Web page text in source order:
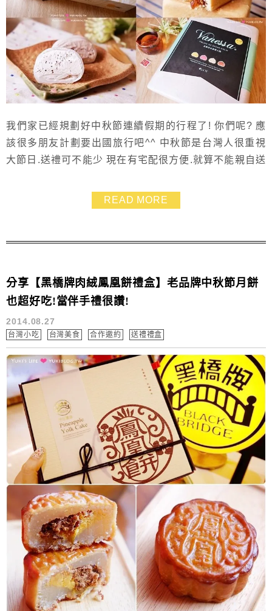
我們家已經規劃好中秋節連續假期的行程了! 你們呢? 應
該很多朋友計劃要出國旅行吧^^ 中秋節是台灣人很重視
大節日.送禮可不能少 現在有宅配很方便.就算不能親自送
次收到「Donutes多那之」送給我的中秋月餅禮盒 才知
道他們家也有在賣中秋節禮盒喲!! 吃到的瓦妮莎義式手工
虎這樣的天氣跟全家人一...
READ MORE
分享【黑橋牌肉絨鳳凰餅禮盒】老品牌中秋節月餅
也超好吃!當伴手禮很讚!
2014.08.27
台灣小吃 台灣美食 合作邀約 送禮禮盒